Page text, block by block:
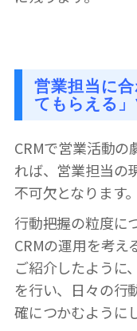
営業担当に
てもらえる
CRMで営業活動
れば、営業担当の
不可欠となります。
行動把握の粒度に
CRMの運用を考え
ご紹介したように
を行い、日々の行
確につかむように